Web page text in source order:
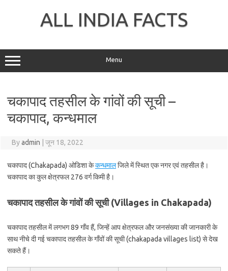
ALL INDIA FACTS
Menu
चकापाद तहसील के गांवों की सूची –
चकापाद, कन्धमाल
Byadmin जून 18, 2022
चकापाद (Chakapada) ओडिशा केकन्धमालजिले में स्थित एक नगर एवं तहसील है।
चकापाद का कुल क्षेत्रफल 276 वर्ग किमी है।
चकापाद तहसील के गांवों की सूची (Villages in Chakapada)
चकापाद तहसील में लगभग 89 गाँव हैं, जिन्हें आप क्षेत्रफल और जनसंख्या की जानकारी के
साथ नीचे दी गई चकापाद तहसील के गाँवों की सूची (chakapada villages list) से देख
सकते हैं।